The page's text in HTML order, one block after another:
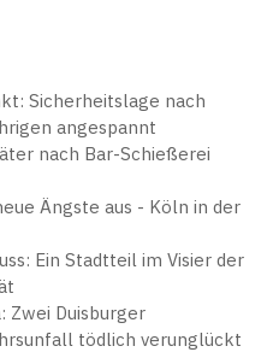
Sicherheitslage nach
angespannt
nach Bar-Schießerei
Ängste aus - Köln in der
Ein Stadtteil im Visier der
Zwei Duisburger
tödlich verunglückt